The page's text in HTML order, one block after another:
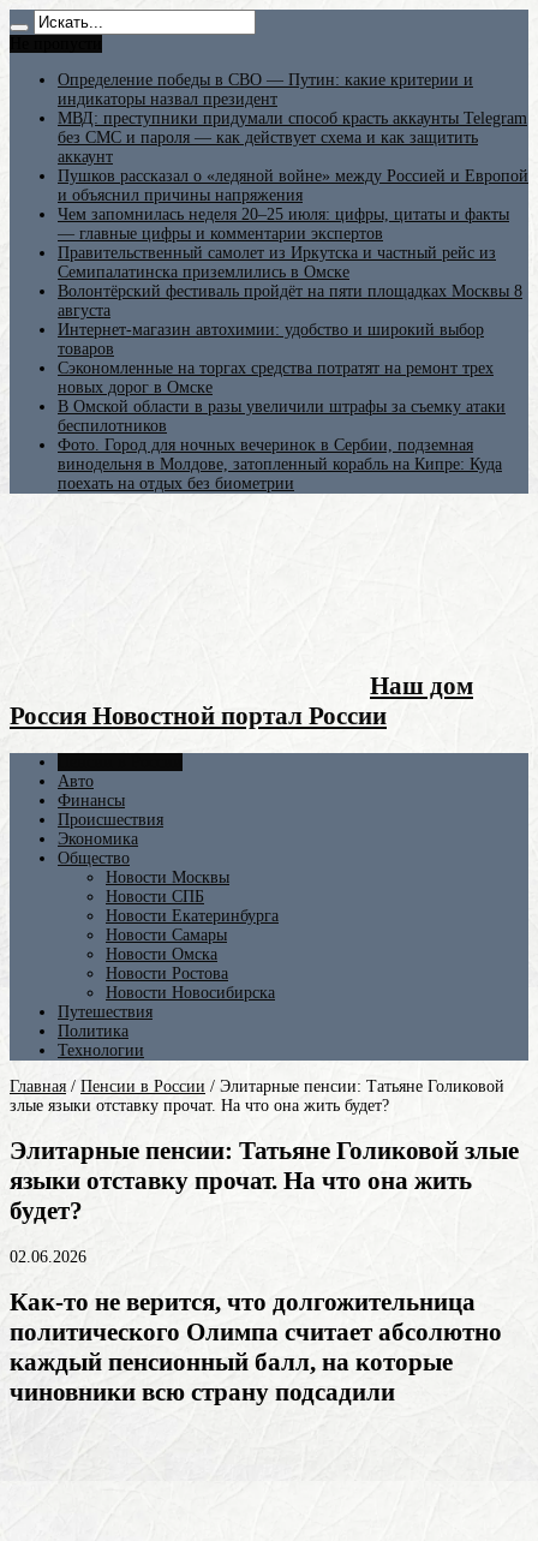
Определение победы в СВО — Путин: какие критерии и
индикаторы назвал президент
МВД: преступники придумали способ красть аккаунты Telegram
без СМС и пароля — как действует схема и как защитить
аккаунт
Пушков рассказал о «ледяной войне» между Россией и Европой
и объяснил причины напряжения
Чем запомнилась неделя 20–25 июля: цифры, цитаты и факты
— главные цифры и комментарии экспертов
Правительственный самолет из Иркутска и частный рейс из
Семипалатинска приземлились в Омске
Волонтёрский фестиваль пройдёт на пяти площадках Москвы 8
августа
Интернет-магазин автохимии: удобство и широкий выбор
товаров
Сэкономленные на торгах средства потратят на ремонт трех
новых дорог в Омске
В Омской области в разы увеличили штрафы за съемку атаки
беспилотников
Фото. Город для ночных вечеринок в Сербии, подземная
винодельня в Молдове, затопленный корабль на Кипре: Куда
поехать на отдых без биометрии
Наш дом
Россия Новостной портал России
Авто
Финансы
Происшествия
Экономика
Общество
Новости Москвы
Новости СПБ
Новости Екатеринбурга
Новости Самары
Новости Омска
Новости Ростова
Новости Новосибирска
Путешествия
Политика
Технологии
Главная / Пенсии в России / Элитарные пенсии: Татьяне Голиковой
злые языки отставку прочат. На что она жить будет?
Элитарные пенсии: Татьяне Голиковой злые
языки отставку прочат. На что она жить
будет?
02.06.2026
Как-то не верится, что долгожительница
политического Олимпа считает абсолютно
каждый пенсионный балл, на которые
чиновники всю страну подсадили